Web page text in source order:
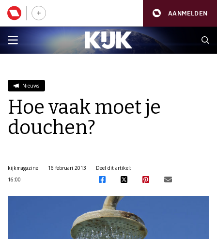
AANMELDEN
Nieuws
Hoe vaak moet je
douchen?
kijkmagazine
16 februari 2013
16:00
Deel dit artikel: